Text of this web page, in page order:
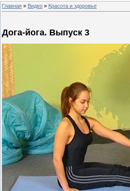
Главная » Видео » Красота и здоровье
Дога-йога. Выпуск 3